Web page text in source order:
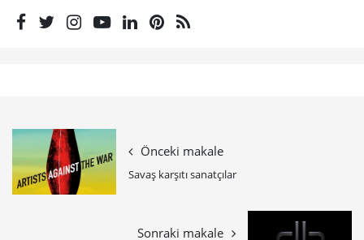
Önceki makale
Savaş karşıtı sanatçılar
Sonraki makale